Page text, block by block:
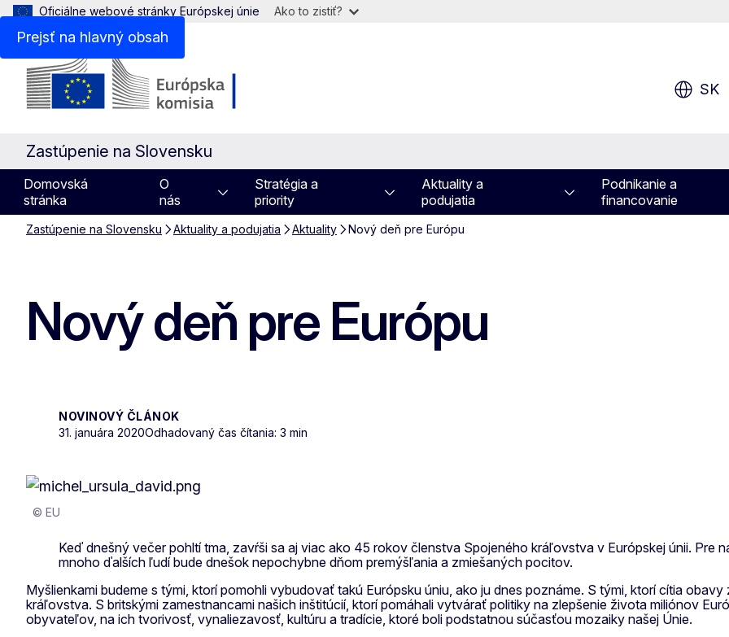
Prejsť na hlavný obsah
Oficiálne webové stránky Európskej únie Ako to zistiť?
SK
Zastúpenie na Slovensku
Domovská
stránka
O
nás
Stratégia a
priority
Aktuality a
podujatia
Podnikanie a
financovanie
Zastúpenie na Slovensku Aktuality a podujatia Aktuality Nový deň pre Európu
Nový deň pre Európu
NOVINOVÝ ČLÁNOK
31. januára 2020Odhadovaný čas čítania: 3 min
© EU
Keď dnešný večer pohltí tma, zavŕši sa aj viac ako 45 rokov členstva Spojeného kráľovstva v Európskej únii. Pre
mnoho ďalších ľudí bude dnešok nepochybne dňom premýšľania a zmiešaných pocitov.
Myšlienkami budeme s tými, ktorí pomohli vybudovať takú Európsku úniu, ako ju dnes poznáme. S tými, ktorí cítia
kráľovstva. S britskými zamestnancami našich inštitúcií, ktorí pomáhali vytvárať politiky na zlepšenie života miliónov
obyvateľov, na ich tvorivosť, vynaliezavosť, kultúru a tradície, ktoré boli podstatnou súčasťou mozaiky našej Únie.